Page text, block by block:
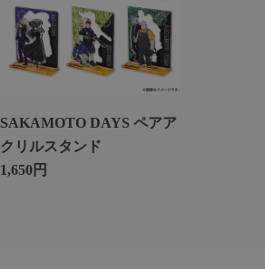
SAKAMOTO DAYS ペアア
クリルスタンド
1,650円